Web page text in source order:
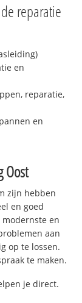
reparatie
en
reparatie,
en
Oost
zijn hebben
en goed
en
aan
op te lossen.
te maken.
je direct.